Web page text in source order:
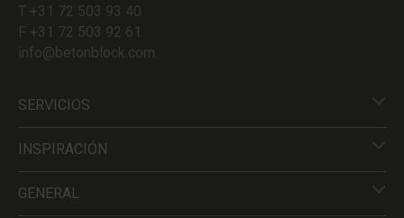
T +31 72 503 93 40
F +31 72 503 92 61
info@betonblock.com
SERVICIOS
INSPIRACIÓN
GENERAL